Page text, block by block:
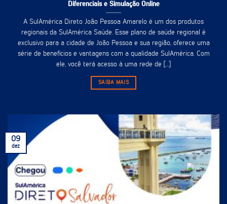
Diferenciais e Simulação Online
A SulAmérica Direto João Pessoa Amarelo é um dos produtos
regionais da SulAmérica Saúde. Esse plano de saúde regional é
exclusivo para a cidade de João Pessoa e sua região, oferece uma
série de benefícios e vantagens com a qualidade SulAmérica. Com
ele, você terá acesso à uma rede de [...]
SAIBA MAIS
09
dez